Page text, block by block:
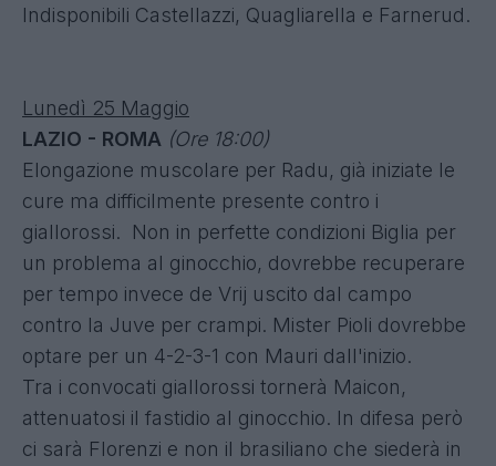
Indisponibili Castellazzi, Quagliarella e Farnerud.
Lunedì 25 Maggio
LAZIO - ROMA (Ore 18:00)
Elongazione muscolare per Radu, già iniziate le
cure ma difficilmente presente contro i
giallorossi. Non in perfette condizioni Biglia per
un problema al ginocchio, dovrebbe recuperare
per tempo invece de Vrij uscito dal campo
contro la Juve per crampi. Mister Pioli dovrebbe
optare per un 4-2-3-1 con Mauri dall'inizio.
Tra i convocati giallorossi tornerà Maicon,
attenuatosi il fastidio al ginocchio. In difesa però
ci sarà Florenzi e non il brasiliano che siederà in